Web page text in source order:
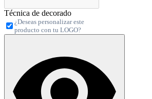
Técnica de decorado
¿Deseas personalizar este
producto con tu LOGO?